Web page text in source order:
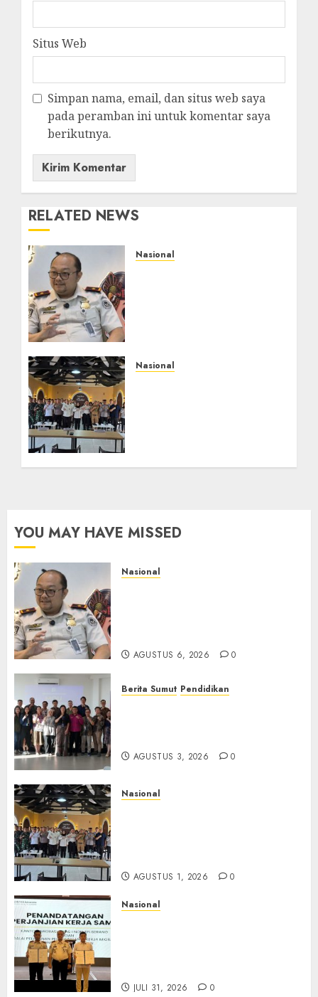
Situs Web
Simpan nama, email, dan situs web saya
pada peramban ini untuk komentar saya
berikutnya.
RELATED NEWS
Nasional
Nasional
AGUSTUS 1, 2026 0
YOU MAY HAVE MISSED
Nasional
AGUSTUS 6, 2026 0
Berita Sumut Pendidikan
AGUSTUS 3, 2026 0
Nasional
AGUSTUS 1, 2026 0
Nasional
JULI 31, 2026 0